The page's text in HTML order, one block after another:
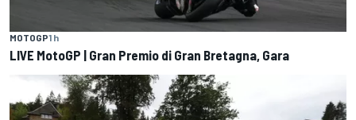
MOTOGP1 h
LIVE MotoGP | Gran Premio di Gran Bretagna, Gara